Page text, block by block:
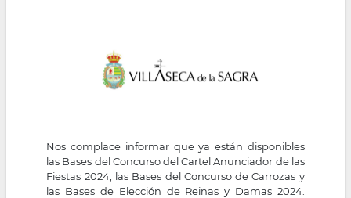
Nos complace informar que ya están disponibles
las Bases del Concurso del Cartel Anunciador de las
Fiestas 2024, las Bases del Concurso de Carrozas y
las Bases de Elección de Reinas y Damas 2024.